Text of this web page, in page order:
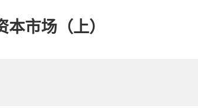
市场（上）